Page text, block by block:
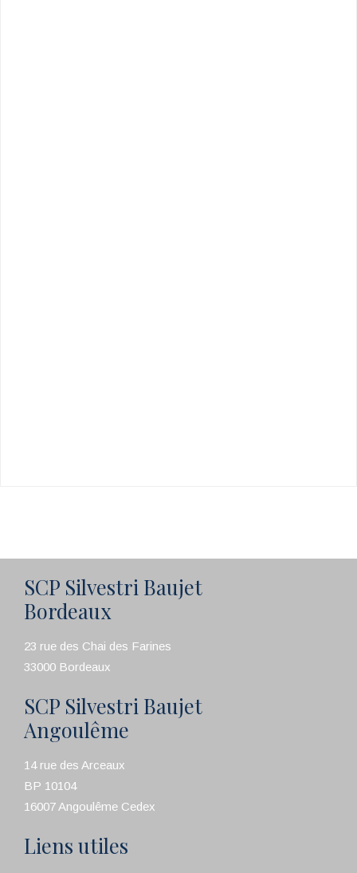
SCP Silvestri Baujet
Bordeaux
23 rue des Chai des Farines
33000 Bordeaux
SCP Silvestri Baujet
Angoulême
14 rue des Arceaux
BP 10104
16007 Angoulême Cedex
Liens utiles